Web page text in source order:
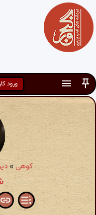
ورود
کوهی»